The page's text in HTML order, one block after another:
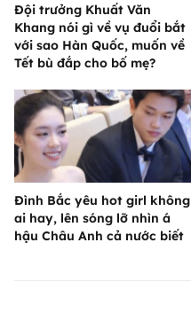
Đội trưởng Khuất Văn
Khang nói gì về vụ đuổi bắt
với sao Hàn Quốc, muốn về
Tết bù đắp cho bố mẹ?
Đình Bắc yêu hot girl không
ai hay, lên sóng lỡ nhìn á
hậu Châu Anh cả nước biết